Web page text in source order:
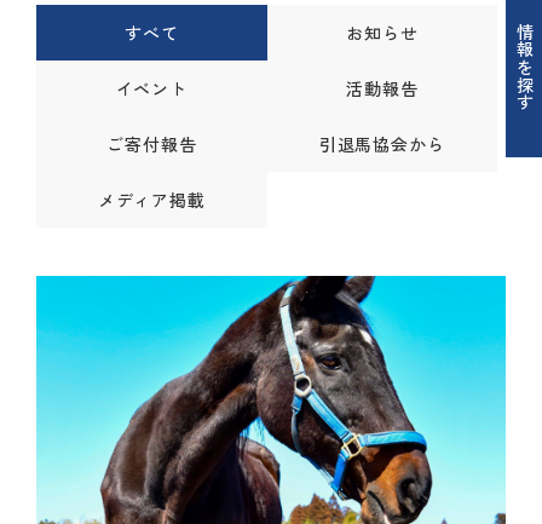
情報を探す
すべて お知らせ
イベント 活動報告
ご寄付報告 引退馬協会から
メディア掲載